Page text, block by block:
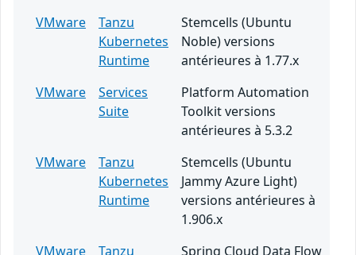
VMware
Tanzu
Kubernetes
Runtime
Stemcells (Ubuntu
Noble) versions
antérieures à 1.77.x
VMware
Services
Suite
Platform Automation
Toolkit versions
antérieures à 5.3.2
VMware
Tanzu
Kubernetes
Runtime
Stemcells (Ubuntu
Jammy Azure Light)
versions antérieures à
1.906.x
VMware
Tanzu
Spring Cloud Data Flow